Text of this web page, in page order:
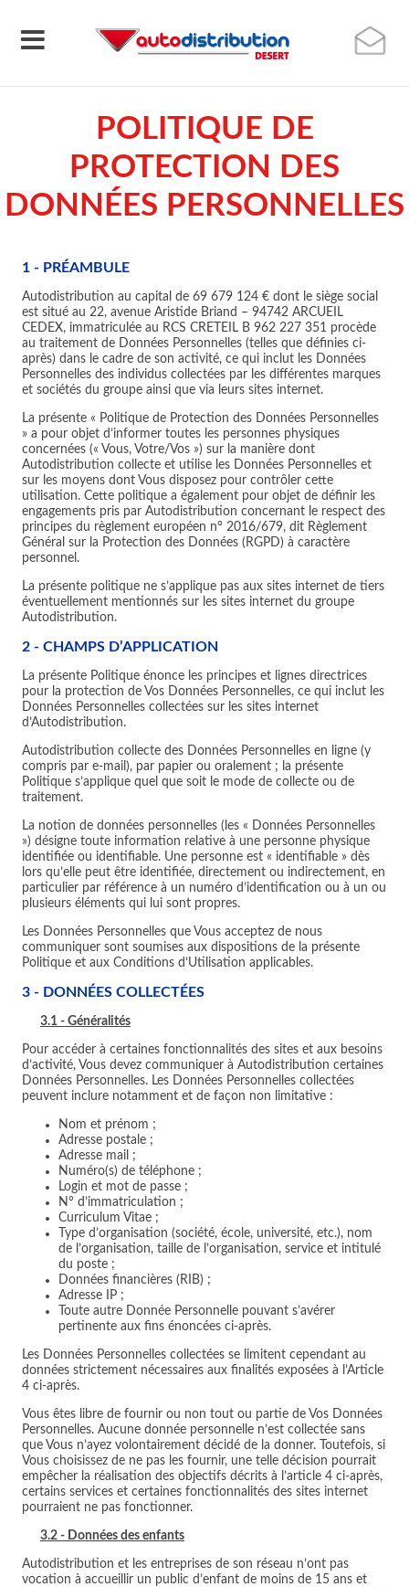
POLITIQUE DE
PROTECTION DES
DONNÉES PERSONNELLES
1 - PRÉAMBULE
Autodistribution au capital de 69 679 124 € dont le siège social
est situé au 22, avenue Aristide Briand – 94742 ARCUEIL
CEDEX, immatriculée au RCS CRETEIL B 962 227 351 procède
au traitement de Données Personnelles (telles que définies ci-
après) dans le cadre de son activité, ce qui inclut les Données
Personnelles des individus collectées par les différentes marques
et sociétés du groupe ainsi que via leurs sites internet.
La présente « Politique de Protection des Données Personnelles
» a pour objet d’informer toutes les personnes physiques
concernées (« Vous, Votre/Vos ») sur la manière dont
Autodistribution collecte et utilise les Données Personnelles et
sur les moyens dont Vous disposez pour contrôler cette
utilisation. Cette politique a également pour objet de définir les
engagements pris par Autodistribution concernant le respect des
principes du règlement européen n° 2016/679, dit Règlement
Général sur la Protection des Données (RGPD) à caractère
personnel.
La présente politique ne s’applique pas aux sites internet de tiers
éventuellement mentionnés sur les sites internet du groupe
Autodistribution.
2 - CHAMPS D’APPLICATION
La présente Politique énonce les principes et lignes directrices
pour la protection de Vos Données Personnelles, ce qui inclut les
Données Personnelles collectées sur les sites internet
d’Autodistribution.
Autodistribution collecte des Données Personnelles en ligne (y
compris par e-mail), par papier ou oralement ; la présente
Politique s’applique quel que soit le mode de collecte ou de
traitement.
La notion de données personnelles (les « Données Personnelles
») désigne toute information relative à une personne physique
identifiée ou identifiable. Une personne est « identifiable » dès
lors qu’elle peut être identifiée, directement ou indirectement, en
particulier par référence à un numéro d’identification ou à un ou
plusieurs éléments qui lui sont propres.
Les Données Personnelles que Vous acceptez de nous
communiquer sont soumises aux dispositions de la présente
Politique et aux Conditions d’Utilisation applicables.
3 - DONNÉES COLLECTÉES
3.1 - Généralités
Pour accéder à certaines fonctionnalités des sites et aux besoins
d’activité, Vous devez communiquer à Autodistribution certaines
Données Personnelles. Les Données Personnelles collectées
peuvent inclure notamment et de façon non limitative :
Nom et prénom ;
Adresse postale ;
Adresse mail ;
Numéro(s) de téléphone ;
Login et mot de passe ;
N° d’immatriculation ;
Curriculum Vitae ;
Type d’organisation (société, école, université, etc.), nom
de l’organisation, taille de l’organisation, service et intitulé
du poste ;
Données financières (RIB) ;
Adresse IP ;
Toute autre Donnée Personnelle pouvant s’avérer
pertinente aux fins énoncées ci-après.
Les Données Personnelles collectées se limitent cependant au
données strictement nécessaires aux finalités exposées à l’Article
4 ci-après.
Vous êtes libre de fournir ou non tout ou partie de Vos Données
Personnelles. Aucune donnée personnelle n’est collectée sans
que Vous n’ayez volontairement décidé de la donner. Toutefois, si
Vous choisissez de ne pas les fournir, une telle décision pourrait
empêcher la réalisation des objectifs décrits à l’article 4 ci-après,
certains services et certaines fonctionnalités des sites internet
pourraient ne pas fonctionner.
3.2 - Données des enfants
Autodistribution et les entreprises de son réseau n’ont pas
vocation à accueillir un public d’enfant de moins de 15 ans et